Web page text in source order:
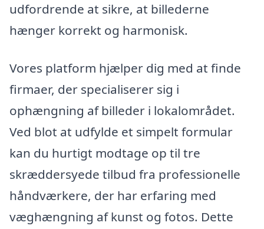
udfordrende at sikre, at billederne
hænger korrekt og harmonisk.
Vores platform hjælper dig med at finde
firmaer, der specialiserer sig i
ophængning af billeder i lokalområdet.
Ved blot at udfylde et simpelt formular
kan du hurtigt modtage op til tre
skræddersyede tilbud fra professionelle
håndværkere, der har erfaring med
væghængning af kunst og fotos. Dette